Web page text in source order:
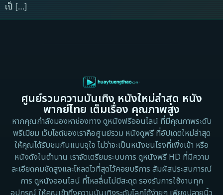
เป็ […]
ศูนย์รวมความบันเทิง หนังใหม่ล่าสุด หนัง
พากย์ไทย เต็มเรื่อง คุณภาพสูง
หากคุณกำลังมองหาช่องทาง ดูหนังฟรีออนไลน์ ที่มีคุณภาพระดับ
พรีเมียม เว็บไซต์ของเราคือศูนย์รวม หนังดูฟรี ที่อัปเดตใหม่ล่าสุด
ให้คุณได้รับชมกันแบบจุใจ ไม่ว่าจะเป็นหนังชนโรงที่เพิ่งเข้า หรือ
หนังดังในตำนาน เราจัดเตรียมระบบการ ดูหนังฟรี HD ที่มีความ
ละเอียดคมชัดสูงและโหลดไวที่สุดไว้คอยบริการ สัมผัสประสบการณ์
การ ดูหนังออนไลน์ ที่ไหลลื่นไม่มีสะดุด รองรับการใช้งานทุก